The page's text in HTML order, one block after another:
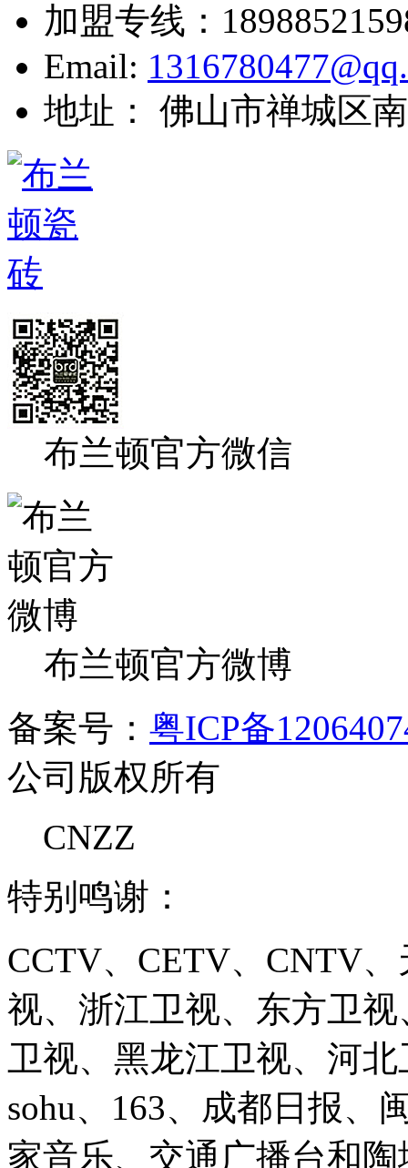
加盟专线：
Email:
地址： 佛山市禅城区
布兰顿官方微信
布兰顿官方微博
备案号： 粤ICP备
公司版权所有
CNZZ
特别鸣谢：
CCTV、CETV、CNTV
视、浙江卫视、东方卫
卫视、黑龙江卫视、河北
sohu、163、成都日报、
家音乐、交通广播台和